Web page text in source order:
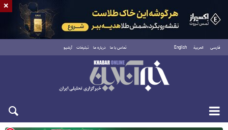
فارسی العربية English تماس با ما درباره ما تبلیغات آرشیو
دوشنبه ۱۹ مرداد ۱۴۰۵
×